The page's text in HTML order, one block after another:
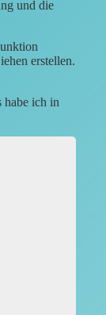
und die
erstellen.
habe ich in